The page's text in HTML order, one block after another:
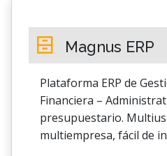
Magnus ERP
Plataforma ERP de
Financiera –
presupuestario.
multiempresa, fácil de